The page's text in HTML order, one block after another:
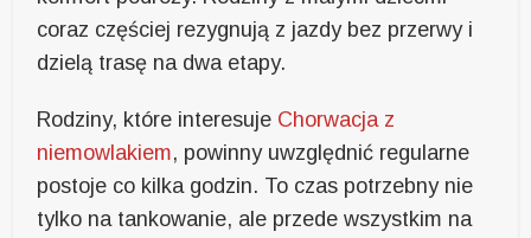
coraz częściej rezygnują z jazdy bez przerwy i
dzielą trasę na dwa etapy.
Rodziny, które interesuje Chorwacja z
niemowlakiem, powinny uwzględnić regularne
postoje co kilka godzin. To czas potrzebny nie
tylko na tankowanie, ale przede wszystkim na